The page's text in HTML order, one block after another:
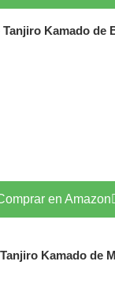
Tanjiro Kamado de
en Amazon
Kamado de